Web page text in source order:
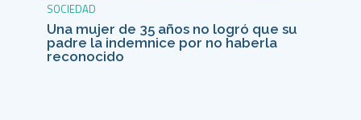
SOCIEDAD
Una mujer de 35 años no logró que su
padre la indemnice por no haberla
reconocido